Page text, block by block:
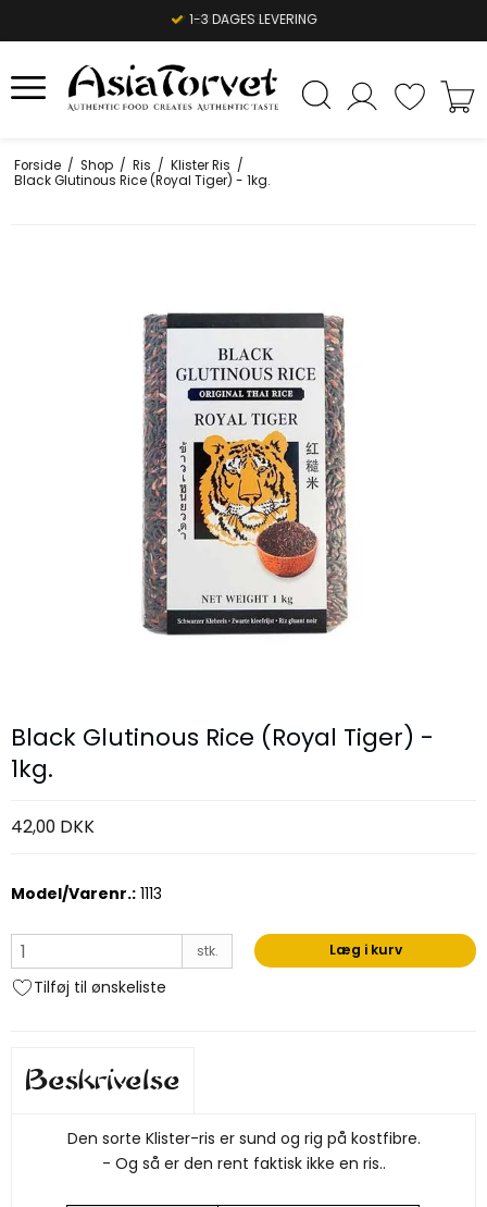
1-3 DAGES LEVERING
Forside / Shop / Ris / Klister Ris /
Black Glutinous Rice (Royal Tiger) - 1kg.
Black Glutinous Rice (Royal Tiger) -
1kg.
42,00 DKK
Model/Varenr.: 1113
stk. Læg i kurv
Tilføj til ønskeliste
Beskrivelse
Den sorte Klister-ris er sund og rig på kostfibre.
- Og så er den rent faktisk ikke en ris..